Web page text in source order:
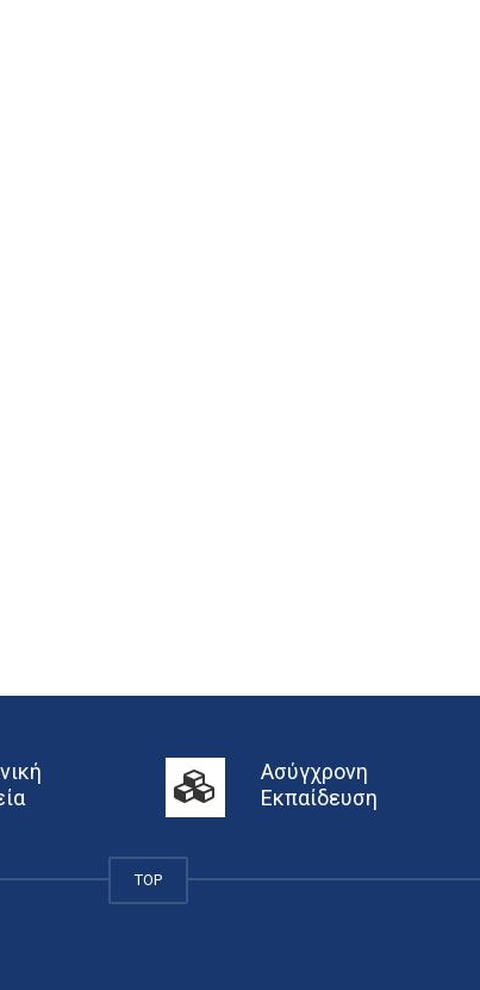
Ασύγχρονη
Εκπαίδευση
TOP